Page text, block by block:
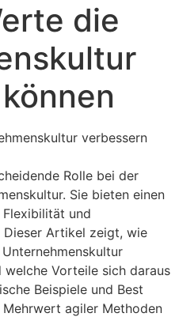
die
Rolle bei der
Sie bieten einen
Flexibilität und
Dieser Artikel zeigt, wie
Vorteile sich daraus
Beispiele und Best
agiler Methoden